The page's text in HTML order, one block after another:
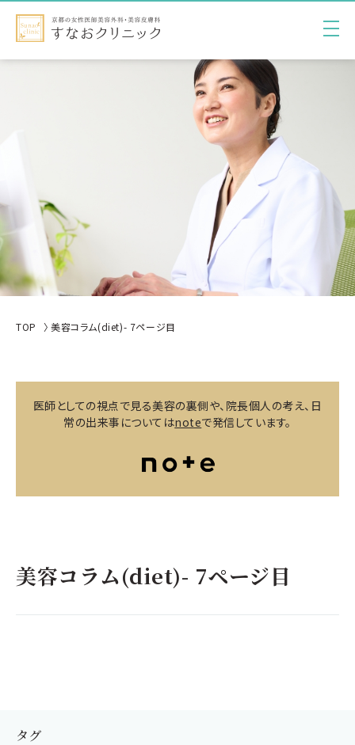
TOP 美容コラム(diet)- 7ページ目
医師としての視点で見る美容の裏側や、院長個人の考え、日
常の出来事についてはnoteで発信しています。
美容コラム(diet)- 7ページ目
タグ